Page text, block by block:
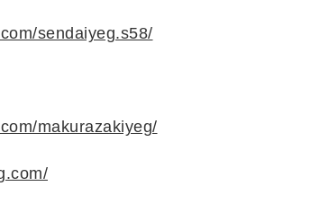
sendaiyeg.s58/
makurazakiyeg/